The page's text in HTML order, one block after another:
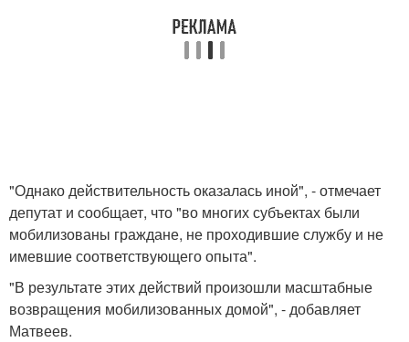
"Однако действительность оказалась иной", - отмечает
депутат и сообщает, что "во многих субъектах были
мобилизованы граждане, не проходившие службу и не
имевшие соответствующего опыта".
"В результате этих действий произошли масштабные
возвращения мобилизованных домой", - добавляет
Матвеев.